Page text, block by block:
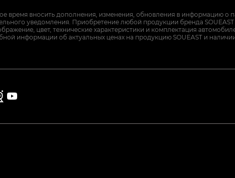
время вносить дополнения, изменения, обновления в информацию о
уведомления. Приобретение любой продукции бренда SOUEAST
цвет, технические характеристики и комплектация
информации об актуальных ценах на продукцию SOUEAST и